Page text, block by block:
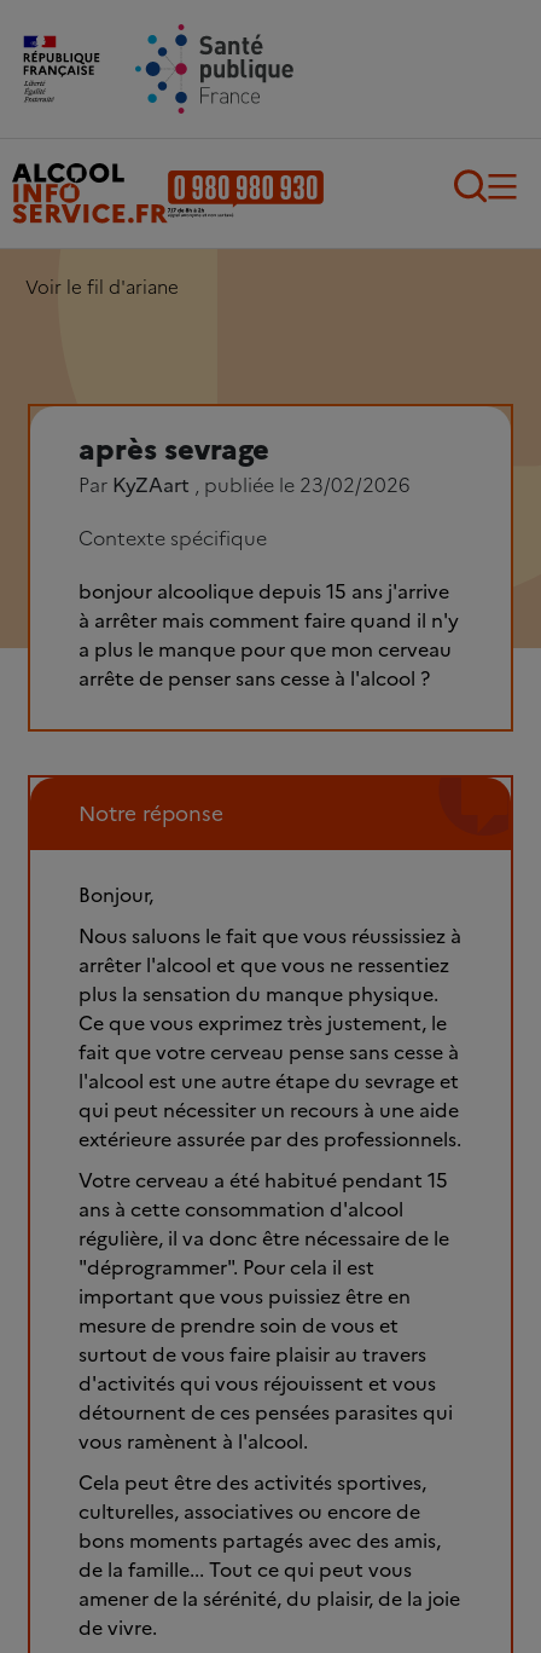
Aller au contenu principal
Voir le fil d'ariane
après sevrage
Par KyZAart , publiée le 23/02/2026
Contexte spécifique
bonjour alcoolique depuis 15 ans j'arrive
à arrêter mais comment faire quand il n'y
a plus le manque pour que mon cerveau
arrête de penser sans cesse à l'alcool ?
Notre réponse
Bonjour,
Nous saluons le fait que vous réussissiez à
arrêter l'alcool et que vous ne ressentiez
plus la sensation du manque physique.
Ce que vous exprimez très justement, le
fait que votre cerveau pense sans cesse à
l'alcool est une autre étape du sevrage et
qui peut nécessiter un recours à une aide
extérieure assurée par des professionnels.
Votre cerveau a été habitué pendant 15
ans à cette consommation d'alcool
régulière, il va donc être nécessaire de le
"déprogrammer". Pour cela il est
important que vous puissiez être en
mesure de prendre soin de vous et
surtout de vous faire plaisir au travers
d'activités qui vous réjouissent et vous
détournent de ces pensées parasites qui
vous ramènent à l'alcool.
Cela peut être des activités sportives,
culturelles, associatives ou encore de
bons moments partagés avec des amis,
de la famille... Tout ce qui peut vous
amener de la sérénité, du plaisir, de la joie
de vivre.